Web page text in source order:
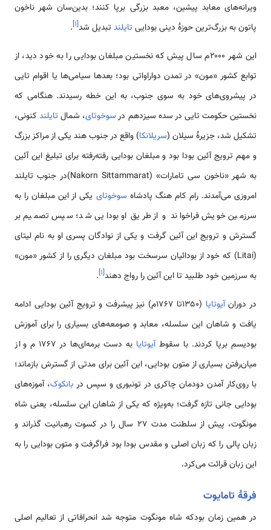
ویرانه‌های معابد پیشین، معبد بزرگی برپا کنند؛ بدین‌سان شهر ناخون
پاتون به بزرگ‌ترین حوزهٔ دینی بودایی تایلند تبدیل شد[۱]
.
این شهر ۲۰۰۰م سال پیش که نخستین مبلغان بودایی را به خود دید، از
توابع کشور «مون» در تمدن دواراواتی بود؛ بعدها سیامی‌ها یا اقوام تایی
در پیشروی‌های خود به سوی جنوب، به این خطه رسیدند. هنگامی که
نخستین حکومت تایی در سده سیزدهم درسوخوتای، شمال تایلندکنونی،
تشکیل شد، جزیرهٔ سیلان (سریلانکا) واقع در جنوب هند یکی از مراکز بزرگ
و مهم ترویج آئین بودا بود و مبلغان بودایی رفته‌رفته برای تبلیغ این آئین
به شهر «ناخون سی تامارات» (Nakorn Sittammarat)در جنوب تایلند
امروزی می‌آمدند. رام کام هنگ پادشاه سوخوتای یکی از این مبلغان را به
سرزمین خویش فراخواند و از طریق او بودایی شد؛ سپس تصمیم بر
گسترش و ترویج این آئین گرفت و یکی از نوادگان پسری او به نام لیتای
(Litai) که خود از بودائیان سرسخت بود مبلغان دیگری را از کشور «مون»
به سرزمین خود طلبید تا این آئین را رواج دهند[۱]
.
در دورانآیوتایا
(۱۳۵۰تا ۱۷۶۷م) نیز پیشرفت و ترویج آئین بودایی ادامه
یافت و شاهان این سلسله، معابد و صومعه‌های بسیاری را برای آموزش
بودیسم برپا کردند. با سقوطآیوتایا
به دست برمه‌ای‌ها در ۱۷۶۷ م و از
میان‌رفتن بسیاری از متون بودایی، این آئین برای مدتی از گسترش بازماند؛
با روی‌کار آمدن دودمان چاکری در تونبوری و سپس در بانکوک، آموزه‌های
بودایی جانی تازه گرفت؛ به‌ویژه که یکی از شاهان این سلسله، یعنی شاه
مونگوت، پیش از سلطنت مدت ۲۷ سال را در کسوت رهبانیت گذراند و
زبان پالی را که زبان اصلی و مقدس بودا بود فراگرفت و متون بودایی را به
این زبان قرائت می‌کرد.
فرقهٔ تامایوت
در همین زمان بودکه شاه مونگوت متوجه شد انحرافاتی از تعالیم اصلی